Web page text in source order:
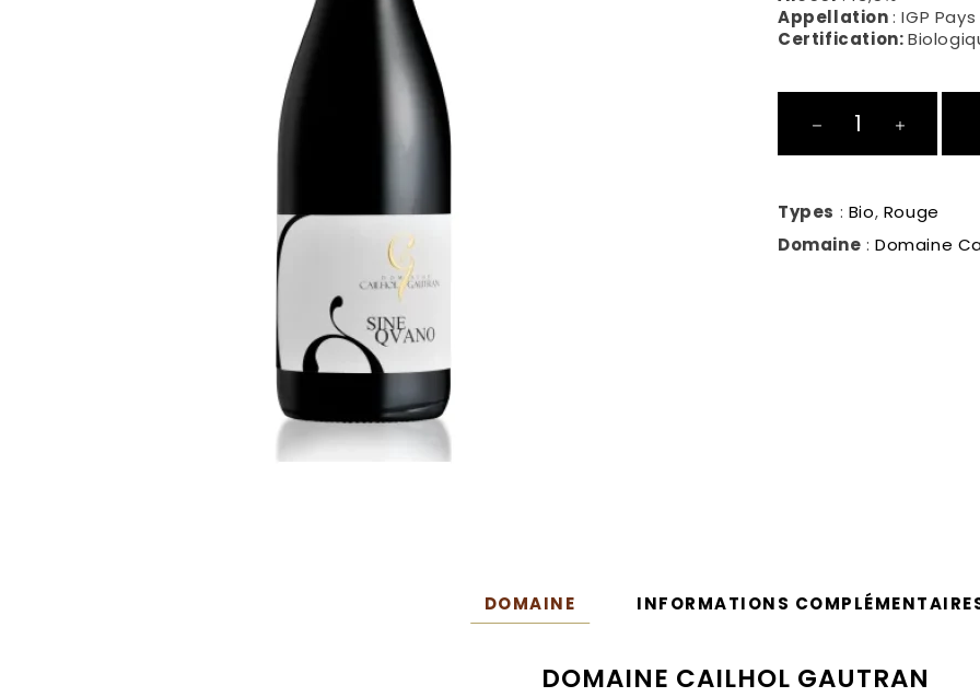
Appellation: IGP
Certification:
quantité
Types : Bio, Rouge
Domaine :Domaine
DOMAINE INFORMATIONS
DOMAINE CAILHOL GAUTRAN